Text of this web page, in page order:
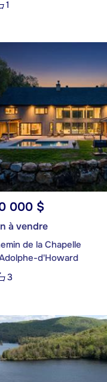
1
000 $
à vendre
de la Chapelle
d'Howard
3